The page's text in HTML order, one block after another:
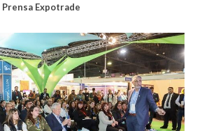
Prensa Expotrade